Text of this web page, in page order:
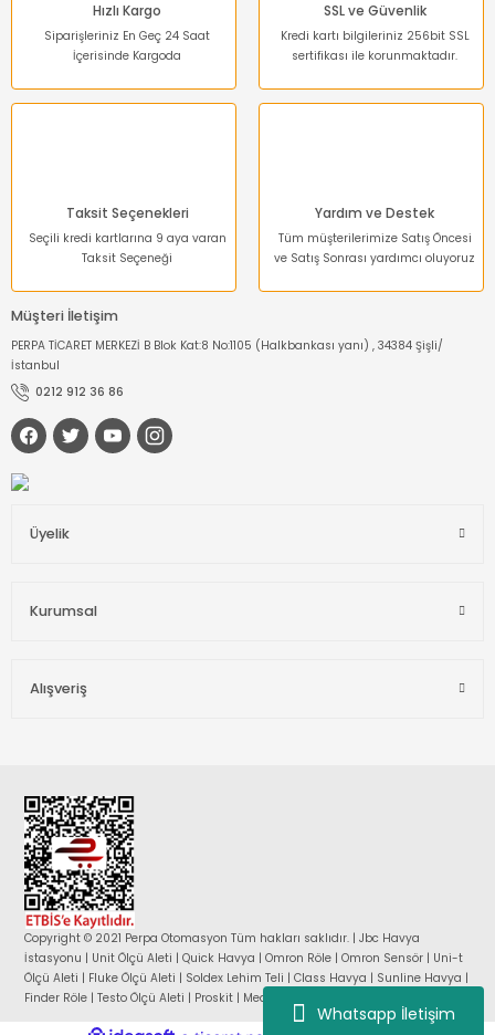
Whatsapp İletişim
Hızlı Kargo
Siparişleriniz En Geç 24 Saat
İçerisinde Kargoda
SSL ve Güvenlik
Kredi kartı bilgileriniz 256bit SSL
sertifikası ile korunmaktadır.
Taksit Seçenekleri
Seçili kredi kartlarına 9 aya varan
Taksit Seçeneği
Yardım ve Destek
Tüm müşterilerimize Satış Öncesi
ve Satış Sonrası yardımcı oluyoruz
Müşteri İletişim
PERPA TİCARET MERKEZİ B Blok Kat:8 No:1105 (Halkbankası yanı) , 34384 Şişli/
İstanbul
0212 912 36 86
Üyelik
Kurumsal
Alışveriş
Copyright © 2021 Perpa Otomasyon Tüm hakları saklıdır. | Jbc Havya
İstasyonu | Unit Ölçü Aleti | Quick Havya | Omron Röle | Omron Sensör | Uni-t
Ölçü Aleti | Fluke Ölçü Aleti | Soldex Lehim Teli | Class Havya | Sunline Havya |
Finder Röle | Testo Ölçü Aleti | Proskit | Mean Well Güç Kaynağı |